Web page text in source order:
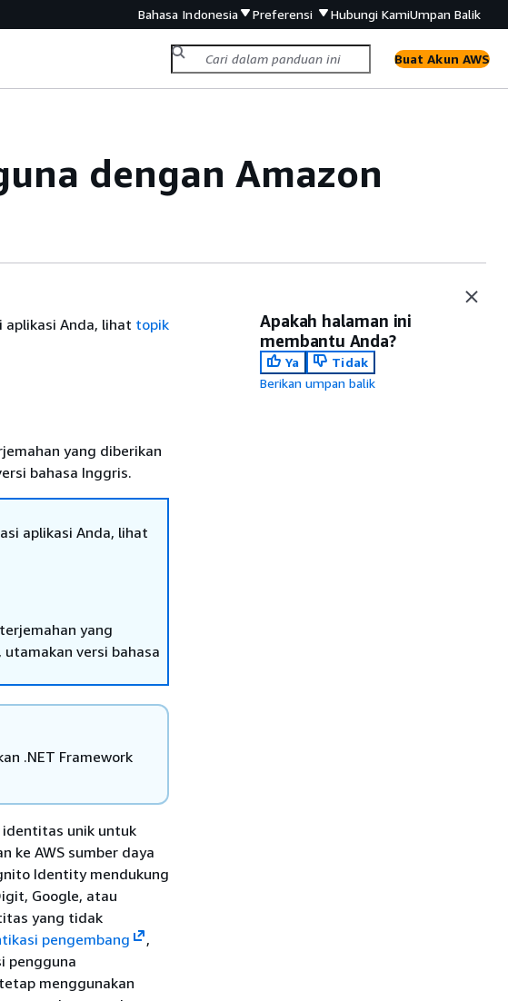
Bahasa Indonesia Preferensi Hubungi KamiUmpan Balik
Buat Akun AWS
dengan Amazon
Anda, lihat topik
yang diberikan
bahasa Inggris.
aplikasi Anda, lihat
yang
versi bahasa
.NET Framework
identitas unik untuk
ke AWS sumber daya
Identity mendukung
Google, atau
yang tidak
pengembang
,
pengguna
menggunakan
Apakah halaman ini
membantu Anda?
Ya
Tidak
Berikan umpan balik